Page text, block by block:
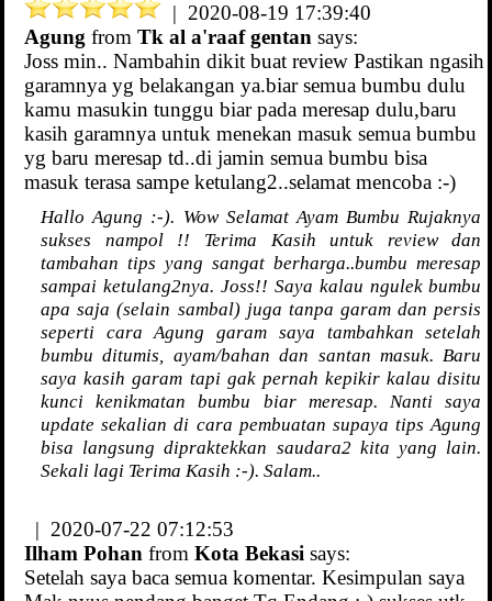
| 2020-08-19 17:39:40
Agung from Tk al a'raaf gentan says:
Joss min.. Nambahin dikit buat review Pastikan ngasih
garamnya yg belakangan ya.biar semua bumbu dulu
kamu masukin tunggu biar pada meresap dulu,baru
kasih garamnya untuk menekan masuk semua bumbu
yg baru meresap td..di jamin semua bumbu bisa
masuk terasa sampe ketulang2..selamat mencoba :-)
Hallo Agung :-). Wow Selamat Ayam Bumbu Rujaknya
sukses nampol !! Terima Kasih untuk review dan
tambahan tips yang sangat berharga..bumbu meresap
sampai ketulang2nya. Joss!! Saya kalau ngulek bumbu
apa saja (selain sambal) juga tanpa garam dan persis
seperti cara Agung garam saya tambahkan setelah
bumbu ditumis, ayam/bahan dan santan masuk. Baru
saya kasih garam tapi gak pernah kepikir kalau disitu
kunci kenikmatan bumbu biar meresap. Nanti saya
update sekalian di cara pembuatan supaya tips Agung
bisa langsung dipraktekkan saudara2 kita yang lain.
Sekali lagi Terima Kasih :-). Salam..
| 2020-07-22 07:12:53
Ilham Pohan from Kota Bekasi says:
Setelah saya baca semua komentar. Kesimpulan saya